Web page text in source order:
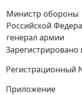
Министр обороны
Российской
генерал армии
Регистрационный
Приложение